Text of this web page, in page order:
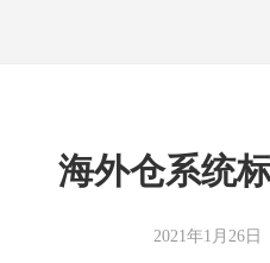
海外仓系统
2021年1月26日